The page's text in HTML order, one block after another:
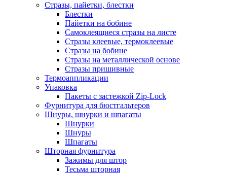
Стразы, пайетки, блестки
Блестки
Пайетки на бобине
Самоклеящиеся стразы на листе
Стразы клеевые, термоклеевые
Стразы на бобине
Стразы на металлической основе
Стразы пришивные
Термоаппликации
Упаковка
Пакеты с застежкой Zip-Lock
Фурнитура для бюстгальтеров
Шнуры, шнурки и шпагаты
Шнурки
Шнуры
Шпагаты
Шторная фурнитура
Зажимы для штор
Тесьма шторная